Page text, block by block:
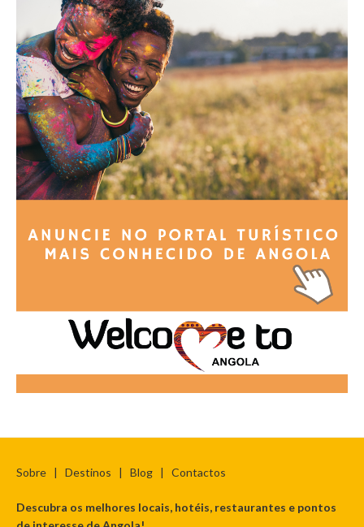
Sobre | Destinos | Blog | Contactos
Descubra os melhores locais, hotéis, restaurantes e pontos